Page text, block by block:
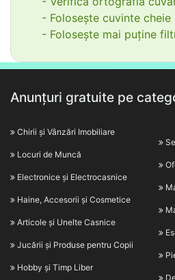
- Folosește cuvinte cheie
- Folosește mai puține
Anunțuri gratuite pe
Chirii și Vânzări Imobiliare
Locuri de Muncă
Electronice și Electrocasnice
Haine, Accesorii și Cosmetice
Articole și Unelte Casnice
Jucării și Produse pentru Copii
Hobby și Timp Liber